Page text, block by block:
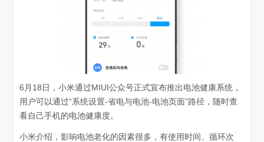
6月18日，小米通过MIUI公众号正式宣布推出电池健康系统，
用户可以通过“系统设置-省电与电池-电池页面”路径，随时查
看自己手机的电池健康度。
小米介绍，影响电池老化的因素很多，有使用时间、循环次